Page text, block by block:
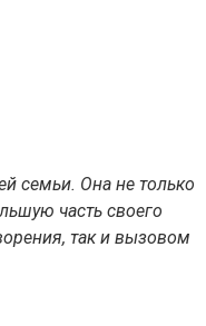
семьи. Она не только
часть своего
так и вызовом